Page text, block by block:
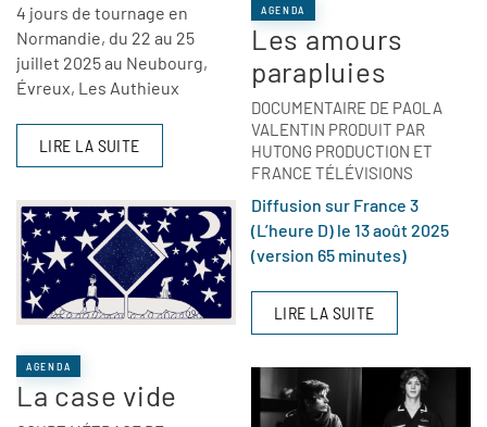
4 jours de tournage en
Normandie, du 22 au 25
juillet 2025 au Neubourg,
Évreux, Les Authieux
LIRE LA SUITE
AGENDA
La case vide
AGENDA
Les amours
parapluies
DOCUMENTAIRE DE PAOLA
VALENTIN PRODUIT PAR
HUTONG PRODUCTION ET
FRANCE TÉLÉVISIONS
Diffusion sur France 3
(L’heure D) le 13 août 2025
(version 65 minutes)
LIRE LA SUITE